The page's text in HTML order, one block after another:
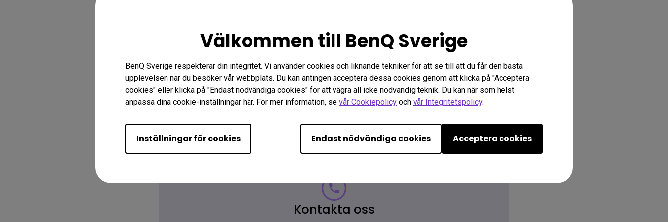
Välkommen till BenQ Sverige
BenQ Sverige respekterar din integritet. Vi använder cookies och liknande tekniker för att se till att du får den bästa
upplevelsen när du besöker vår webbplats. Du kan antingen acceptera dessa cookies genom att klicka på "Acceptera
cookies" eller klicka på "Endast nödvändiga cookies" för att vägra all icke nödvändig teknik. Du kan när som helst
anpassa dina cookie-inställningar här. För mer information, se vår Cookiepolicy och vår Integritetspolicy.
Inställningar för cookies Endast nödvändiga cookies Acceptera cookies
Garantinformation
Kontakta oss